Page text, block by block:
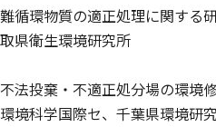
難循環物質の適正処理に関する
取県衛生環境研究所
不法投棄・不適正処分場の環境
環境科学国際セ、千葉県環境研